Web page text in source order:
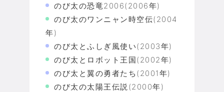
のび太の恐竜2006(2006年)
のび太のワンニャン時空伝(2004
年)
のび太とふしぎ風使い(2003年)
のび太とロボット王国(2002年)
のび太と翼の勇者たち(2001年)
のび太の太陽王伝説(2000年)